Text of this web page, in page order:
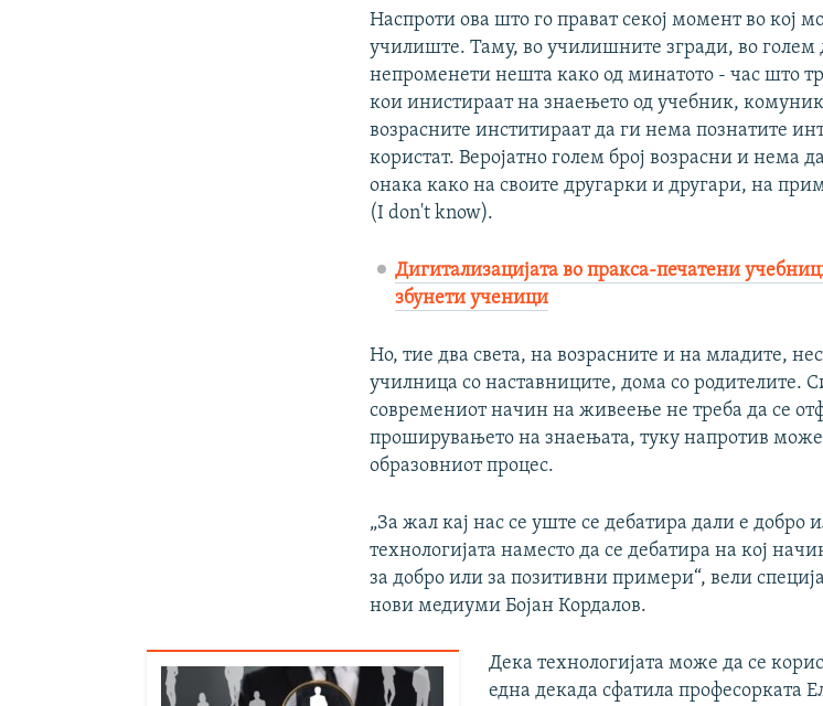
Наспроти ова што го прават секој момент во кој
училиште. Таму, во училишните згради, во голем
непроменети нешта како од минатото - час што
кои инистираат на знаењето од учебник,
возрасните инститираат да ги нема познатите
користат. Веројатно голем број возрасни и нема
онака како на своите другарки и другари, на
(I don't know).
Дигитализацијата во пракса-печатени
збунети ученици
Но, тие два света, на возрасните и на младите,
училница со наставниците, дома со родителите.
современиот начин на живеење не треба да се
проширувањето на знаењата, туку напротив
образовниот процес.
„За жал кај нас се уште се дебатира дали е добро
технологијата наместо да се дебатира на кој
за добро или за позитивни примери“, вели
нови медиуми Бојан Кордалов.
Дека технологијата може да се
една декада сфатила професорката